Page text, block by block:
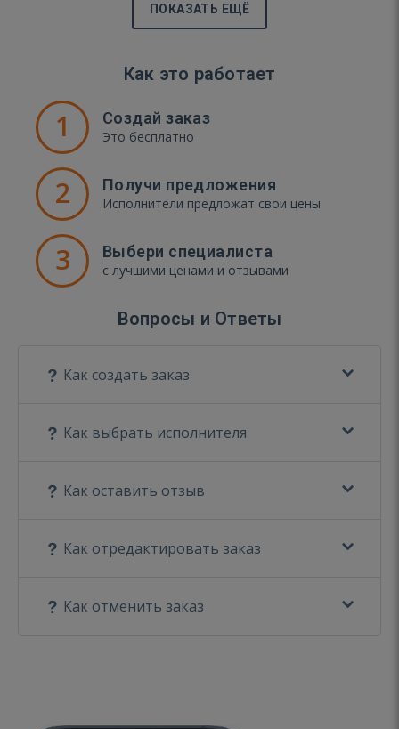
ПОКАЗАТЬ ЕЩЁ
Как это работает
1 Создай заказ
Это бесплатно
2 Получи предложения
Исполнители предложат свои цены
3 Выбери специалиста
с лучшими ценами и отзывами
Вопросы и Ответы
Как создать заказ
Как выбрать исполнителя
Как оставить отзыв
Как отредактировать заказ
Как отменить заказ